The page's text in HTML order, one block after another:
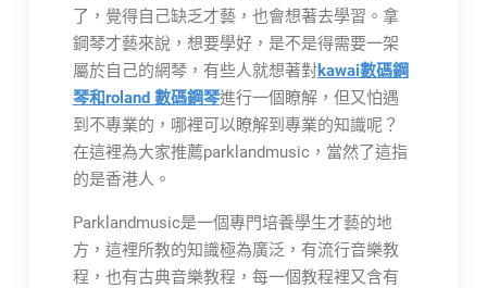
了，覺得自己缺乏才藝，也會想著去學習。拿
鋼琴才藝來說，想要學好，是不是得需要一架
屬於自己的網琴，有些人就想著對kawai數碼鋼
琴和roland 數碼鋼琴進行一個瞭解，但又怕遇
到不專業的，哪裡可以瞭解到專業的知識呢？
在這裡為大家推薦parklandmusic，當然了這指
的是香港人。
Parklandmusic是一個專門培養學生才藝的地
方，這裡所教的知識極為廣泛，有流行音樂教
程，也有古典音樂教程，每一個教程裡又含有